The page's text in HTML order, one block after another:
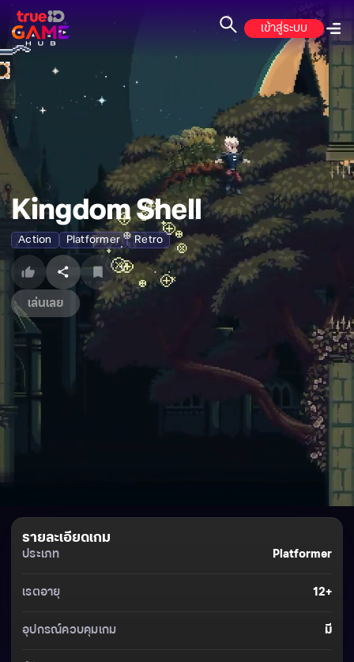
เข้าสู่ระบบ
Kingdom Shell
Action Platformer Retro
เล่นเลย
รายละเอียดเกม
ประเภท Platformer
เรตอายุ 12+
อุปกรณ์ควบคุมเกม มี